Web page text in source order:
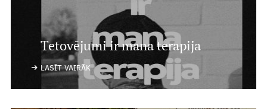
Tetovējumi ir mana terapija
LASĪT VAIRĀK